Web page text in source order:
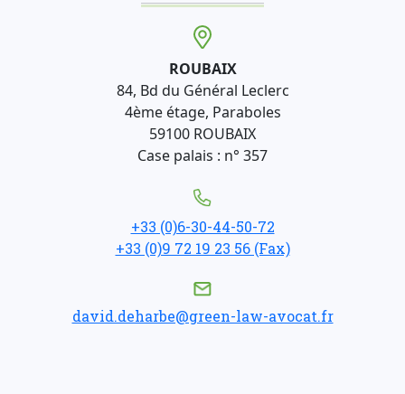
ROUBAIX
84, Bd du Général Leclerc
4ème étage, Paraboles
59100 ROUBAIX
Case palais : n° 357
+33 (0)6-30-44-50-72
+33 (0)9 72 19 23 56 (Fax)
david.deharbe@green-law-avocat.fr